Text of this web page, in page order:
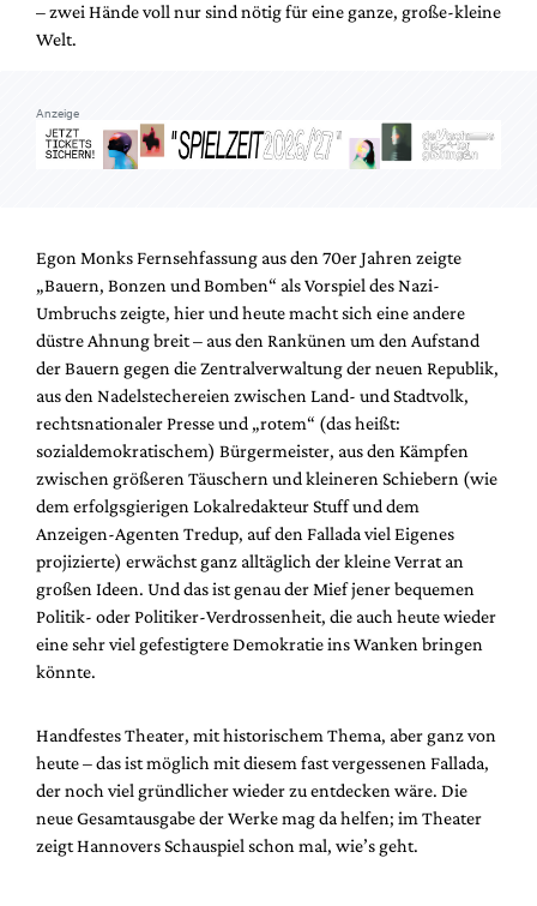
– zwei Hände voll nur sind nötig für eine ganze, große-kleine
Welt.
Anzeige
Egon Monks Fernsehfassung aus den 70er Jahren zeigte
„Bauern, Bonzen und Bomben“ als Vorspiel des Nazi-
Umbruchs zeigte, hier und heute macht sich eine andere
düstre Ahnung breit – aus den Rankünen um den Aufstand
der Bauern gegen die Zentralverwaltung der neuen Republik,
aus den Nadelstechereien zwischen Land- und Stadtvolk,
rechtsnationaler Presse und „rotem“ (das heißt:
sozialdemokratischem) Bürgermeister, aus den Kämpfen
zwischen größeren Täuschern und kleineren Schiebern (wie
dem erfolgsgierigen Lokalredakteur Stuff und dem
Anzeigen-Agenten Tredup, auf den Fallada viel Eigenes
projizierte) erwächst ganz alltäglich der kleine Verrat an
großen Ideen. Und das ist genau der Mief jener bequemen
Politik- oder Politiker-Verdrossenheit, die auch heute wieder
eine sehr viel gefestigtere Demokratie ins Wanken bringen
könnte.
Handfestes Theater, mit historischem Thema, aber ganz von
heute – das ist möglich mit diesem fast vergessenen Fallada,
der noch viel gründlicher wieder zu entdecken wäre. Die
neue Gesamtausgabe der Werke mag da helfen; im Theater
zeigt Hannovers Schauspiel schon mal, wie’s geht.